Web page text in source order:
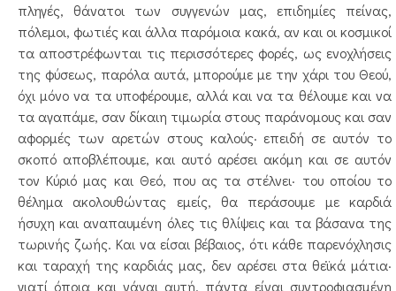
πληγές, θάνατοι των συγγενών μας, επιδημίες πείνας,
πόλεμοι, φωτιές και άλλα παρόμοια κακά, αν και οι κοσμικοί
τα αποστρέφωνται τις περισσότερες φορές, ως ενοχλήσεις
της φύσεως, παρόλα αυτά, μπορούμε με την χάρι του Θεού,
όχι μόνο να τα υποφέρουμε, αλλά και να τα θέλουμε και να
τα αγαπάμε, σαν δίκαιη τιμωρία στους παράνομους και σαν
αφορμές των αρετών στους καλούς· επειδή σε αυτόν το
σκοπό αποβλέπουμε, και αυτό αρέσει ακόμη και σε αυτόν
τον Κύριό μας και Θεό, που ας τα στέλνει· του οποίου το
θέλημα ακολουθώντας εμείς, θα περάσουμε με καρδιά
ήσυχη και αναπαυμένη όλες τις θλίψεις και τα βάσανα της
τωρινής ζωής. Και να είσαι βέβαιος, ότι κάθε παρενόχλησις
και ταραχή της καρδιάς μας, δεν αρέσει στα θεϊκά μάτια·
γιατί όποια και νάναι αυτή, πάντα είναι συντροφιασμένη